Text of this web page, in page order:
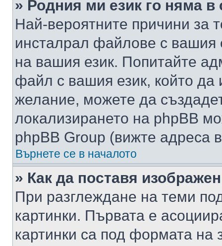
» Родния ми език го няма в
Най-вероятните причини за
инсталрал файлове с вашия
на вашия език. Попитайте
файл с вашия език, който да
желание, можете да
локализирането на phpBB
phpBB Group (вижте адреса
Върнете се в началото
» Как да поставя
При разглеждане на теми
картинки. Първата е
картинки са под формата на